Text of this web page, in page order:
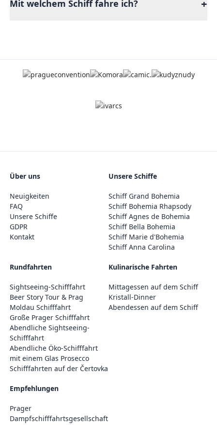
Mit welchem Schiff fahre ich? +
Über uns
Neuigkeiten
FAQ
Unsere Schiffe
GDPR
Kontakt
Unsere Schiffe
Schiff Grand Bohemia
Schiff Bohemia Rhapsody
Schiff Agnes de Bohemia
Schiff Bella Bohemia
Schiff Marie d'Bohemia
Schiff Anna Carolina
Rundfahrten
Sightseeing-Schifffahrt
Beer Story Tour & Prag
Moldau Schifffahrt
Große Prager Schifffahrt
Abendliche Sightseeing-
Schifffahrt
Abendliche Öko-Schifffahrt
mit einem Glas Prosecco
Schifffahrten auf der Čertovka
Kulinarische Fahrten
Mittagessen auf dem Schiff
Kristall-Dinner
Abendessen auf dem Schiff
Empfehlungen
Prager
Dampfschifffahrtsgesellschaft